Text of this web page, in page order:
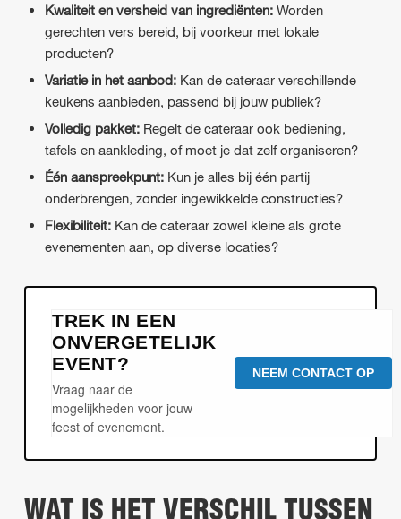
Kwaliteit en versheid van ingrediënten:Worden
gerechten vers bereid, bij voorkeur met lokale
producten?
Variatie in het aanbod:Kan de cateraar verschillende
keukens aanbieden, passend bij jouw publiek?
Volledig pakket:Regelt de cateraar ook bediening,
tafels en aankleding, of moet je dat zelf organiseren?
Één aanspreekpunt:Kun je alles bij één partij
onderbrengen, zonder ingewikkelde constructies?
Flexibiliteit:Kan de cateraar zowel kleine als grote
evenementen aan, op diverse locaties?
TREK IN EEN
ONVERGETELIJK
EVENT?
Vraag naar de
mogelijkheden voor jouw
feest of evenement.
NEEM CONTACT OP
WAT IS HET VERSCHIL TUSSEN